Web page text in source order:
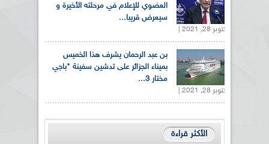
العضوي للإعلام في مرحلته الأخيرة و
سيعرض قريبا...
أكتوبر 28, 2021 |
بن عبد الرحمان يشرف هذا الخميس
بميناء الجزائر على تدشين سفينة "باجي
مختار 3...
أكتوبر 28, 2021 |
الأكثر قراءة